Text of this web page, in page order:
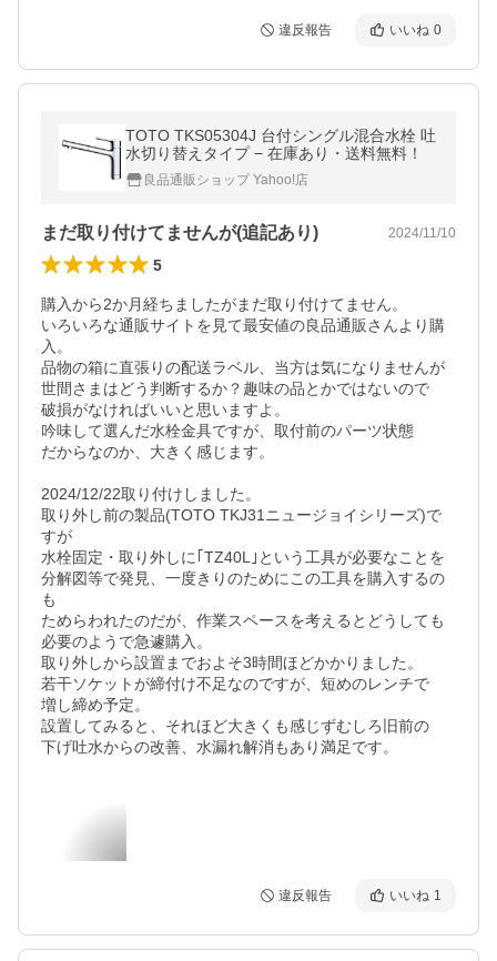
違反報告 いいね 0
TOTO TKS05304J 台付シングル混合水栓 吐
水切り替えタイプ − 在庫あり・送料無料！
良品通販ショップ Yahoo!店
まだ取り付けてませんが(追記あり) 2024/11/10
5
購入から2か月経ちましたがまだ取り付けてません。
いろいろな通販サイトを見て最安値の良品通販さんより購
入。
品物の箱に直張りの配送ラベル、当方は気になりませんが
世間さまはどう判断するか？趣味の品とかではないので
破損がなければいいと思いますよ。
吟味して選んだ水栓金具ですが、取付前のパーツ状態
だからなのか、大きく感じます。
2024/12/22取り付けしました。
取り外し前の製品(TOTO TKJ31ニュージョイシリーズ)で
すが
水栓固定・取り外しに｢TZ40L｣という工具が必要なことを
分解図等で発見、一度きりのためにこの工具を購入するの
も
ためらわれたのだが、作業スペースを考えるとどうしても
必要のようで急遽購入。
取り外しから設置までおよそ3時間ほどかかりました。
若干ソケットが締付け不足なのですが、短めのレンチで
増し締め予定。
設置してみると、それほど大きくも感じずむしろ旧前の
下げ吐水からの改善、水漏れ解消もあり満足です。
違反報告 いいね 1